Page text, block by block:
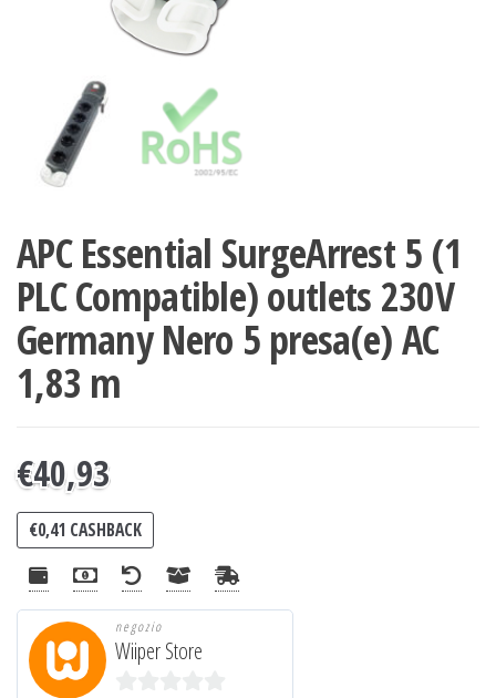
APC Essential SurgeArrest 5 (1
PLC Compatible) outlets 230V
Germany Nero 5 presa(e) AC
1,83 m
€40,93
€0,41 CASHBACK
negozio
Wiiper Store